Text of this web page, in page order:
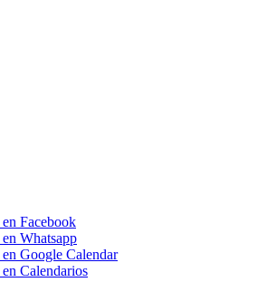
Facebook
Whatsapp
Google Calendar
Calendarios